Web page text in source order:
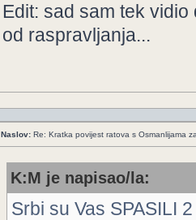
Edit: sad sam tek
od raspravljanja...
Naslov: Re: Kratka povijest ratova s Osmanlijama
K:M je napisao/la:
Srbi su Vas SPASILI